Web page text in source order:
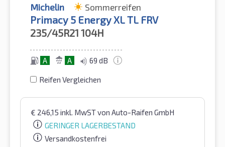
Michelin Sommerreifen
Primacy 5 Energy XL TL FRV
235/45R21 104H
A A 69 dB
Reifen Vergleichen
€ 246,15 inkl. MwSTvon Auto-Raifen GmbH
GERINGER LAGERBESTAND
Versandkostenfrei